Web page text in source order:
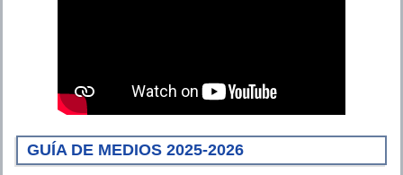
GUÍA DE MEDIOS 2025-2026